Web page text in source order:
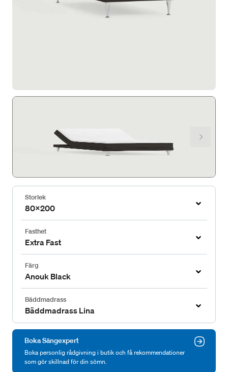
Storlek
80x200
Fasthet
Extra Fast
Färg
Anouk Black
Bäddmadrass
Bäddmadrass Lina
Boka Sängexpert
Boka personlig rådgivning i butik och få rekommendationer
som gör skillnad för din sömn.